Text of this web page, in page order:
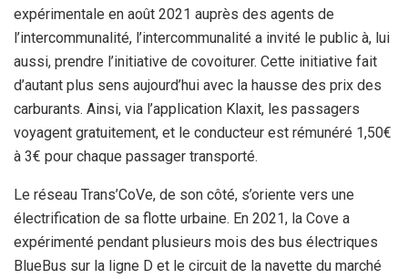
expérimentale en août 2021 auprès des agents de
l’intercommunalité, l’intercommunalité a invité le public à, lui
aussi, prendre l’initiative de covoiturer. Cette initiative fait
d’autant plus sens aujourd’hui avec la hausse des prix des
carburants. Ainsi, via l’application Klaxit, les passagers
voyagent gratuitement, et le conducteur est rémunéré 1,50€
à 3€ pour chaque passager transporté.
Le réseau Trans’CoVe, de son côté, s’oriente vers une
électrification de sa flotte urbaine. En 2021, la Cove a
expérimenté pendant plusieurs mois des bus électriques
BlueBus sur la ligne D et le circuit de la navette du marché